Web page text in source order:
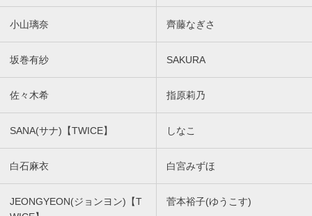
小山璃奈 齊藤なぎさ
坂巻有紗 SAKURA
佐々木希 指原莉乃
SANA(サナ)【TWICE】 しなこ
白石麻衣 白宮みずほ
JEONGYEON(ジョンヨン)【T
菅本裕子(ゆうこす)